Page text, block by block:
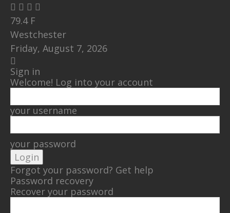
79.4 F
Westchester
Friday, August 7, 2026
Sign in
Welcome! Log into your account
your username
your password
Forgot your password? Get help
Password recovery
Recover your password